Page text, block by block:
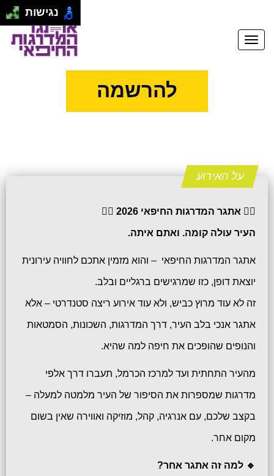
להרשמה
על האירוע
🏃‍♂️ אתגר המדרגות החיפאי 2026 🏃‍♀️
העיר עולה קומה. ואתם איתה.
אתגר המדרגות החיפאי – והוא מזמין אתכם לחוויה עירונית
יוצאת דופן, כזו שמרגישים ברגליים ובלב.
זה לא עוד מרוץ כביש, ולא עוד אירוע ריצה סטנדרטי – אלא
אתגר אנכי בלב העיר, דרך המדרגות, השכונות, הסמטאות
והנופים שהופכים את חיפה למה שהיא.
מהעיר התחתית ועד למרכז הכרמל, תעברו דרך אלפי
מדרגות שמספרות את הסיפור של העיר מלמטה למעלה –
בקצב שלכם, עם אנרגיה, קהל, מוזיקה ואווירה שאין בשום
מקום אחר.
🔹 למה זה אתגר אחר?
נגישות